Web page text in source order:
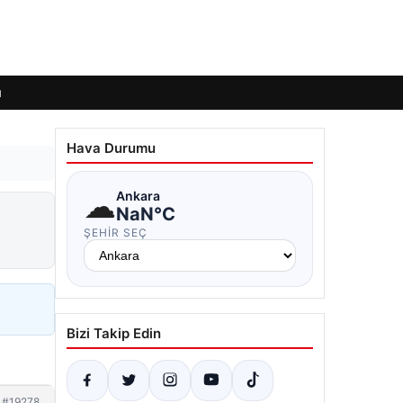
Hava Durumu
☁Ankara
NaN°C
ŞEHIR SEÇ
Bizi Takip Edin